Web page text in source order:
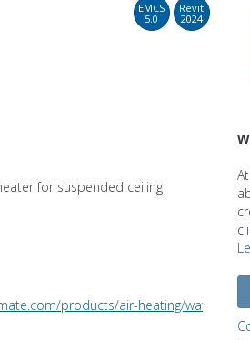
EMCS
5.0
Revit
2024
for suspended ceiling
products/air-heating/water-